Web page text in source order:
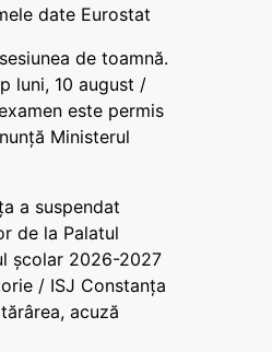
date Eurostat
de toamnă.
luni, 10 august /
este permis
Ministerul
a suspendat
de la Palatul
școlar 2026-2027
/ ISJ Constanța
acuză